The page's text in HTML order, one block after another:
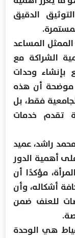
الدقيق
الممثل المساعد
الشراكة مع
بإنشاء وحدات
موضحة أن هذه
فقط، بل
تقدم خدمات
راشد، عميد
أهمية الدور
مؤكدًا أن
أشكاله، وأن
للعنف ضمن
هي الوحدة